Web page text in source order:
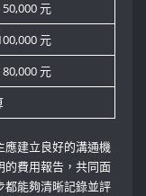
元
元
元
應建立良好的溝通機
的費用報告，共同面
都能夠清晰記錄並評